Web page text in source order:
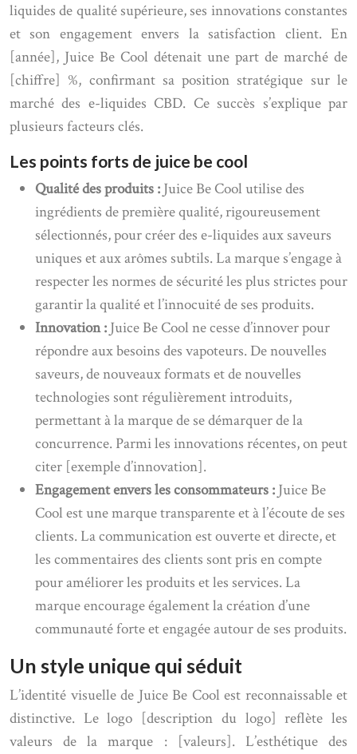
liquides de qualité supérieure, ses innovations constantes
et son engagement envers la satisfaction client. En
[année], Juice Be Cool détenait une part de marché de
[chiffre] %, confirmant sa position stratégique sur le
marché des e-liquides CBD. Ce succès s’explique par
plusieurs facteurs clés.
Les points forts de juice be cool
Qualité des produits : Juice Be Cool utilise des
ingrédients de première qualité, rigoureusement
sélectionnés, pour créer des e-liquides aux saveurs
uniques et aux arômes subtils. La marque s’engage à
respecter les normes de sécurité les plus strictes pour
garantir la qualité et l’innocuité de ses produits.
Innovation : Juice Be Cool ne cesse d’innover pour
répondre aux besoins des vapoteurs. De nouvelles
saveurs, de nouveaux formats et de nouvelles
technologies sont régulièrement introduits,
permettant à la marque de se démarquer de la
concurrence. Parmi les innovations récentes, on peut
citer [exemple d’innovation].
Engagement envers les consommateurs : Juice Be
Cool est une marque transparente et à l’écoute de ses
clients. La communication est ouverte et directe, et
les commentaires des clients sont pris en compte
pour améliorer les produits et les services. La
marque encourage également la création d’une
communauté forte et engagée autour de ses produits.
Un style unique qui séduit
L’identité visuelle de Juice Be Cool est reconnaissable et
distinctive. Le logo [description du logo] reflète les
valeurs de la marque : [valeurs]. L’esthétique des